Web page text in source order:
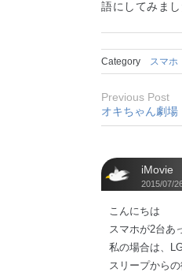
語にしてみまし
Category スマホ
Previous Post
オキちゃん劇場
iMovie
2015/07/
こんにちは
スマホが2台あ
私の場合は、
スリープから